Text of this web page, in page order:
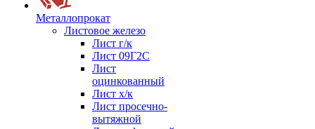
Металлопрокат
Листовое железо
Лист г/к
Лист 09Г2С
Лист
оцинкованный
Лист х/к
Лист просечно-
вытяжной